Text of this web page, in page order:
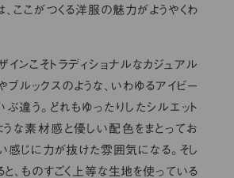
ここがつくる洋服の魅力がようやくわ
ンこそトラディショナルなカジュアル
ブルックスのような、いわゆるアイビー
違う。どれもゆったりしたシルエット
うな素材感と優しい配色をまとってお
感じに力が抜けた雰囲気になる。そし
、ものすごく上等な生地を使っている